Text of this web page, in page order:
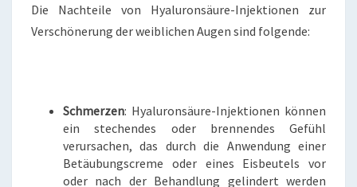
Die Nachteile von Hyaluronsäure-Injektionen zur
Verschönerung der weiblichen Augen sind folgende:
Schmerzen: Hyaluronsäure-Injektionen können
ein stechendes oder brennendes Gefühl
verursachen, das durch die Anwendung einer
Betäubungscreme oder eines Eisbeutels vor
oder nach der Behandlung gelindert werden